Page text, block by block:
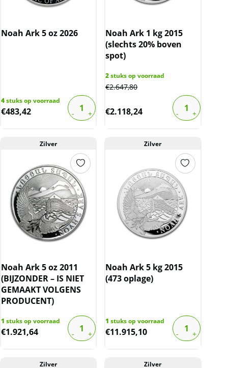
Noah Ark 5 oz 2026
4stuks op voorraad
€483,42
Noah Ark 1 kg 2015
(slechts 20% boven
spot)
2stuks op voorraad
€2.647,80
€2.118,24
Zilver
Noah Ark 5 oz 2011
(BIJZONDER – IS NIET
GEMAAKT VOLGENS
PRODUCENT)
1 stuks op voorraad
€1.921,64
Zilver
Noah Ark 5 kg 2015
(473 oplage)
1 stuks op voorraad
€11.915,10
Zilver Zilver